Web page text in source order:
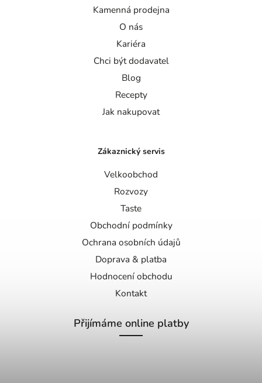
Kamenná prodejna
O nás
Kariéra
Chci být dodavatel
Blog
Recepty
Jak nakupovat
Zákaznický servis
Velkoobchod
Rozvozy
Taste
Obchodní podmínky
Ochrana osobních údajů
Doprava & platba
Hodnocení obchodu
Kontakt
Přijímáme online platby